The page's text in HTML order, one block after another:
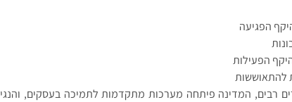
הפגיעה
הפעילות
להתאוששות
רבים, המדינה פיתחה מערכות מתקדמות לתמיכה בעסקים,